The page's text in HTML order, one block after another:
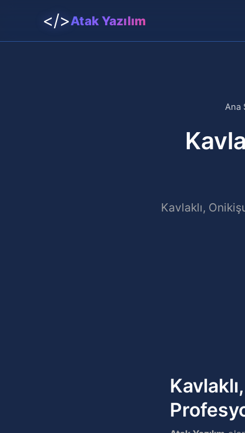
</>Atak Yazılım
Ana
Kavlaklı,